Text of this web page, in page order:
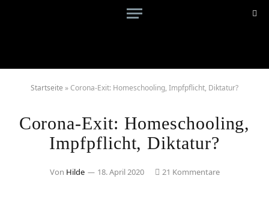
Startseite »Corona-Exit: Homeschooling, Impfpflicht, Diktatur?
Corona-Exit: Homeschooling,
Impfpflicht, Diktatur?
Von Hilde 18. April 2020 21 Kommentare